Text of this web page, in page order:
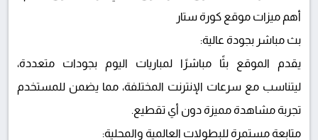
أهم ميزات موقع كورة ستار
بث مباشر بجودة عالية:
يقدم الموقع بثًا مباشرًا لمباريات اليوم بجودات متعددة،
ليتناسب مع سرعات الإنترنت المختلفة، مما يضمن للمستخدم
تجربة مشاهدة مميزة دون أي تقطيع.
متابعة مستمرة للبطولات العالمية والمحلية: